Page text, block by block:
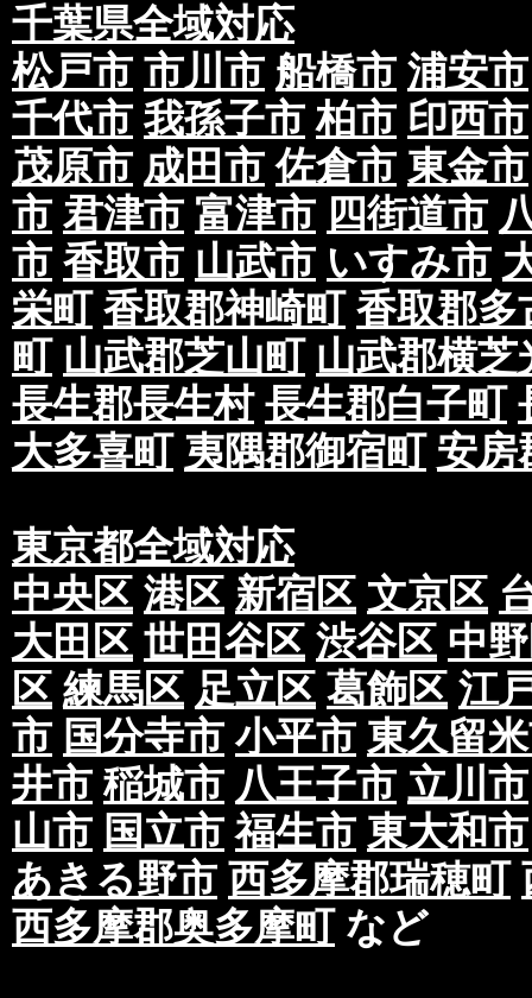
千葉県全域対応
松戸市 市川市 船橋市 浦安市
千代市 我孫子市 柏市 印西市
茂原市 成田市 佐倉市 東金市
市 君津市 富津市 四街道市
市 香取市 山武市 いすみ市
栄町 香取郡神崎町 香取郡多
町 山武郡芝山町 山武郡横芝
長生郡長生村 長生郡白子町
大多喜町 夷隅郡御宿町 安房
東京都全域対応
中央区 港区 新宿区 文京区
大田区 世田谷区 渋谷区 中
区 練馬区 足立区 葛飾区 江
市 国分寺市 小平市 東久留
井市 稲城市 八王子市 立川市
山市 国立市 福生市 東大和市
あきる野市 西多摩郡瑞穂町
西多摩郡奥多摩町など